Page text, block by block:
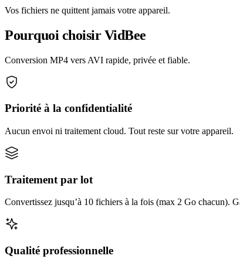
Vos fichiers ne quittent jamais votre appareil.
Pourquoi choisir VidBee
Conversion MP4 vers AVI rapide, privée et fiable.
Priorité à la confidentialité
Aucun envoi ni traitement cloud. Tout reste sur votre appareil.
Traitement par lot
Convertissez jusqu’à 10 fichiers à la fois (max 2 Go chacun).
Qualité professionnelle